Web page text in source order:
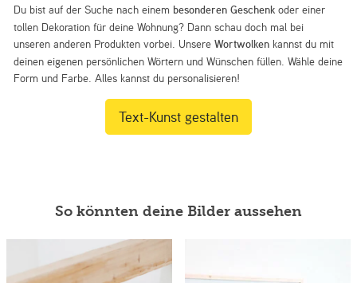
Du bist auf der Suche nach einem besonderen Geschenk oder einer
tollen Dekoration für deine Wohnung? Dann schau doch mal bei
unseren anderen Produkten vorbei. UnsereWortwolken kannst du mit
deinen eigenen persönlichen Wörtern und Wünschen füllen. Wähle deine
Form und Farbe. Alles kannst du personalisieren!
Text-Kunst gestalten
So könnten deine Bilder aussehen